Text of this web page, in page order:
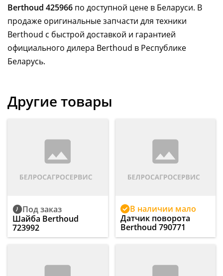
Berthoud 425966 по доступной цене в Беларуси. В
продаже оригинальные запчасти для техники
Berthoud с быстрой доставкой и гарантией
официального дилера Berthoud в Республике
Беларусь.
Другие товары
Под заказ
Шайба Berthoud
723992
В наличии мало
Датчик поворота
Berthoud 790771